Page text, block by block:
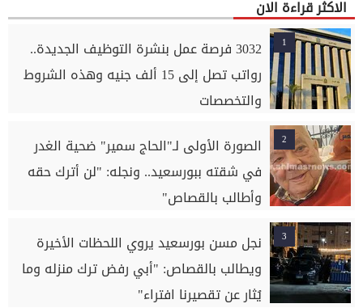
الاكثر قراءة الان
1
3032 فرصة عمل بنشرة التوظيف الجديدة..
رواتب تصل إلى 15 ألف جنيه وهذه الشروط
والتخصصات
2
الصورة الأولى لـ"الحاج سمير" ضحية الغدر
في شقته ببورسعيد.. ونجله: "لن أترك حقه
وأطالب بالقصاص"
3
نجل مسن بورسعيد يروي اللحظات الأخيرة
ويطالب بالقصاص: "أبي رفض ترك منزله وما
يُثار عن تقصيرنا افتراء"